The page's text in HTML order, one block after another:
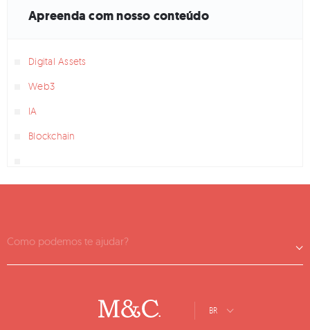
Apreenda com nosso conteúdo
Digital Assets
Web3
IA
Blockchain
Como podemos te ajudar?
BR